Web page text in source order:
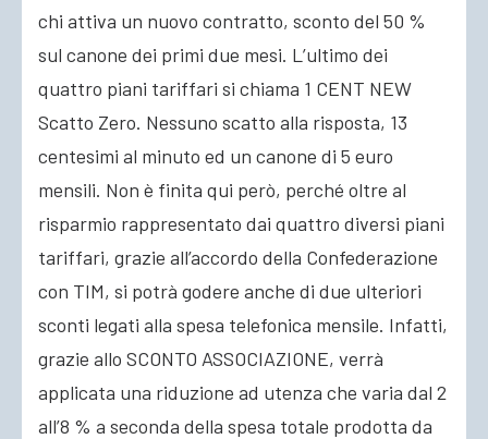
chi attiva un nuovo contratto, sconto del 50 %
sul canone dei primi due mesi. L’ultimo dei
quattro piani tariffari si chiama 1 CENT NEW
Scatto Zero. Nessuno scatto alla risposta, 13
centesimi al minuto ed un canone di 5 euro
mensili. Non è finita qui però, perché oltre al
risparmio rappresentato dai quattro diversi piani
tariffari, grazie all’accordo della Confederazione
con TIM, si potrà godere anche di due ulteriori
sconti legati alla spesa telefonica mensile. Infatti,
grazie allo SCONTO ASSOCIAZIONE, verrà
applicata una riduzione ad utenza che varia dal 2
all’8 % a seconda della spesa totale prodotta da